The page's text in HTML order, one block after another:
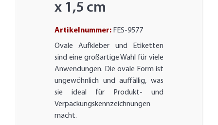
x 1,5 cm
Artikelnummer: FES-9577
Ovale Aufkleber und Etiketten
sind eine großartige Wahl für viele
Anwendungen. Die ovale Form ist
ungewöhnlich und auffällig, was
sie ideal für Produkt- und
Verpackungskennzeichnungen
macht.